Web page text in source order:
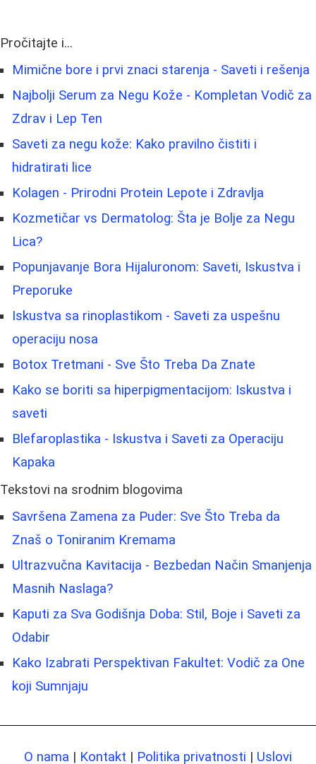
Pročitajte i...
Mimične bore i prvi znaci starenja - Saveti i rešenja
Najbolji Serum za Negu Kože - Kompletan Vodič za
Zdrav i Lep Ten
Saveti za negu kože: Kako pravilno čistiti i
hidratirati lice
Kolagen - Prirodni Protein Lepote i Zdravlja
Kozmetičar vs Dermatolog: Šta je Bolje za Negu
Lica?
Popunjavanje Bora Hijaluronom: Saveti, Iskustva i
Preporuke
Iskustva sa rinoplastikom - Saveti za uspešnu
operaciju nosa
Botox Tretmani - Sve Što Treba Da Znate
Kako se boriti sa hiperpigmentacijom: Iskustva i
saveti
Blefaroplastika - Iskustva i Saveti za Operaciju
Kapaka
Tekstovi na srodnim blogovima
Savršena Zamena za Puder: Sve Što Treba da
Znaš o Toniranim Kremama
Ultrazvučna Kavitacija - Bezbedan Način Smanjenja
Masnih Naslaga?
Kaputi za Sva Godišnja Doba: Stil, Boje i Saveti za
Odabir
Kako Izabrati Perspektivan Fakultet: Vodič za One
koji Sumnjaju
O nama | Kontakt | Politika privatnosti | Uslovi